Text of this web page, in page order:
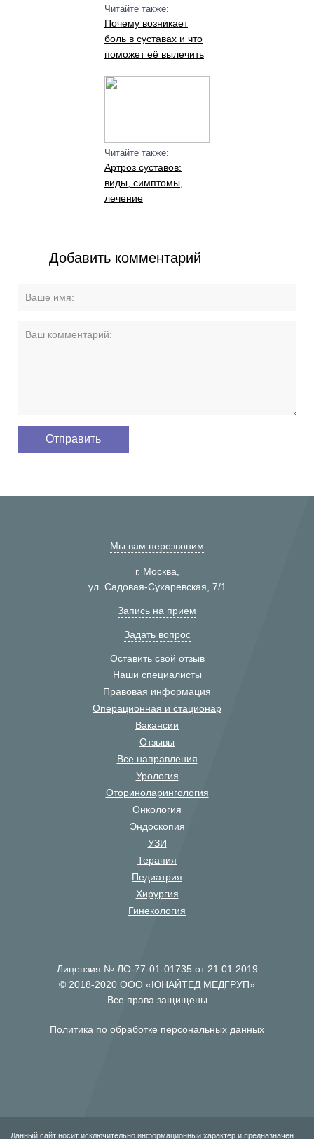
Читайте также:
Почему возникает
боль в суставах и что
поможет её вылечить
Читайте также:
Артроз суставов:
виды, симптомы,
лечение
Добавить комментарий
Мы вам перезвоним
г. Москва,
ул. Садовая-Сухаревская, 7/1
Запись на прием
Задать вопрос
Оставить свой отзыв
Наши специалисты
Правовая информация
Операционная и стационар
Вакансии
Отзывы
Все направления
Урология
Оториноларингология
Онкология
Эндоскопия
УЗИ
Терапия
Педиатрия
Хирургия
Гинекология
Лицензия № ЛО-77-01-01735 от 21.01.2019
© 2018-2020 ООО «ЮНАЙТЕД МЕДГРУП»
Все права защищены
Политика по обработке персональных данных
Данный сайт носит исключительно информационный характер и предназначен